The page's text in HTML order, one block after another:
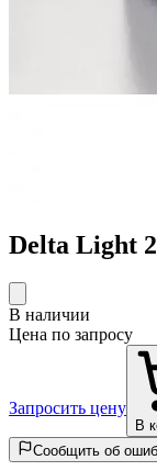
Delta Light
В наличии
Цена по запросу
Запросить цену
В
Сообщить об